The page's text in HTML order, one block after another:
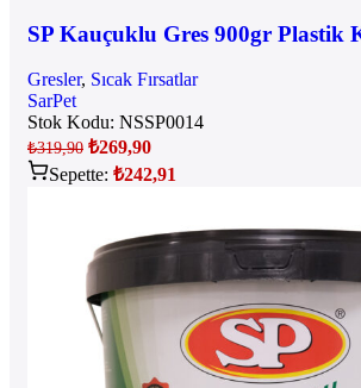
SP Kauçuklu Gres 900gr Plastik
Gresler, Sıcak Fırsatlar
SarPet
Stok Kodu: NSSP0014
₺319,90 ₺269,90
Sepette: ₺242,91